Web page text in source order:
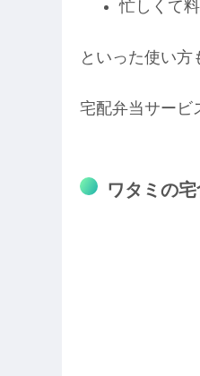
忙しくて
といった使い方
宅配弁当サービ
ワタミの